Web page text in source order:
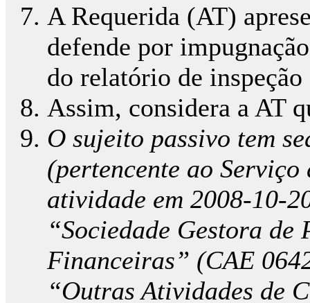
A Requerida (AT)
defende por
do relatório de
Assim, considera a AT
O sujeito passivo tem
(pertencente ao
atividade em 2008-10-
“Sociedade Gestora
Financeiras” (CAE
“Outras Atividades de